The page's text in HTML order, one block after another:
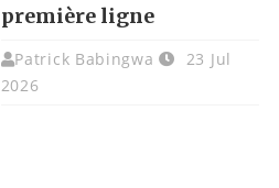
première ligne
Patrick Babingwa
23 Jul
2026